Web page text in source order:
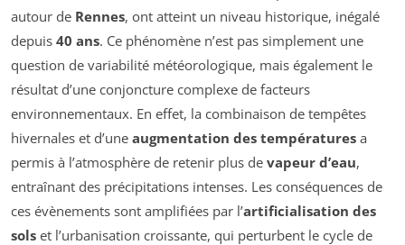
autour de Rennes, ont atteint un niveau historique, inégalé
depuis 40 ans. Ce phénomène n’est pas simplement une
question de variabilité météorologique, mais également le
résultat d’une conjoncture complexe de facteurs
environnementaux. En effet, la combinaison de tempêtes
hivernales et d’une augmentation des températures a
permis à l’atmosphère de retenir plus de vapeur d’eau,
entraînant des précipitations intenses. Les conséquences de
ces évènements sont amplifiées par l’artificialisation des
sols et l’urbanisation croissante, qui perturbent le cycle de